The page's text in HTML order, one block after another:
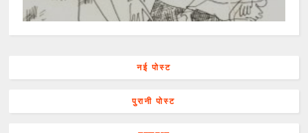
नई पोस्ट
पुरानी पोस्ट